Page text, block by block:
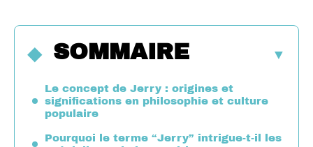
SOMMAIRE
Le concept de Jerry : origines et
significations en philosophie et culture
populaire
Pourquoi le terme “Jerry” intrigue-t-il les